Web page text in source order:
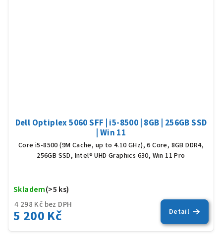
Dell Optiplex 5060 SFF | i5-8500 | 8GB | 256GB SSD
| Win 11
Core i5-8500 (9M Cache, up to 4.10 GHz), 6 Core, 8GB DDR4,
256GB SSD, Intel® UHD Graphics 630, Win 11 Pro
4 298 Kč bez DPH
5 200 Kč
Skladem(>5 ks)
je
5,0
Detail